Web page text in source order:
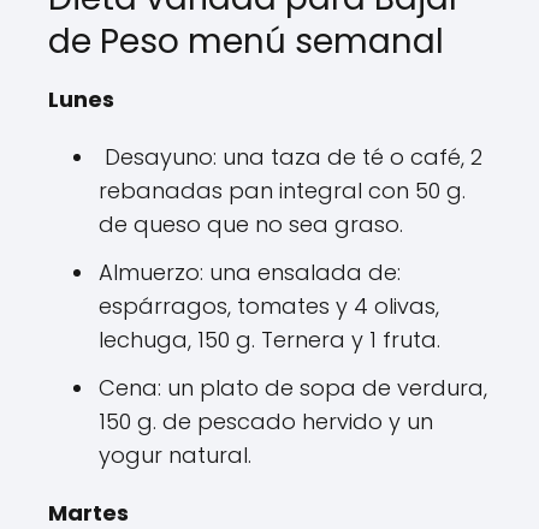
de Peso menú semanal
Lunes
Desayuno: una taza de té o café, 2
rebanadas pan integral con 50 g.
de queso que no sea graso.
Almuerzo: una ensalada de:
espárragos, tomates y 4 olivas,
lechuga, 150 g. Ternera y 1 fruta.
Cena: un plato de sopa de verdura,
150 g. de pescado hervido y un
yogur natural.
Martes